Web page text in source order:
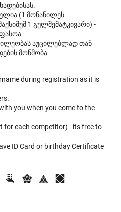
(1 მონაწილეს
1 გულშემატკივარი) -
აუცილებლად თან
მოწმობა
during registration as it is
you when you come to the
for each competitor) - its free to
ID Card or birthday Certificate